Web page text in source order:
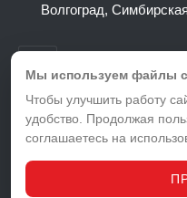
Волгоград,
ВЕРСИЯ ДЛЯ ПЕЧАТИ
© 2026 Служба дезинфекции в
Мы используем файлы
Чтобы улучшить работу
удобство. Продолжая
соглашаетесь на